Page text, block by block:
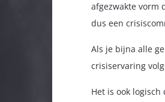
afgezwakte vorm
dus een
Als je bijna alle
crisiservaring
Het is ook